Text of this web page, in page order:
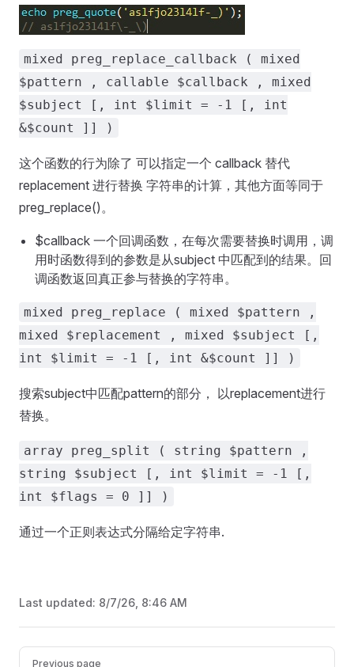
mixed preg_replace_callback ( mixed
$pattern , callable $callback , mixed
$subject [, int $limit = -1 [, int
&$count ]] )
这个函数的行为除了 可以指定一个 callback 替代
replacement 进行替换 字符串的计算，其他方面等同于
preg_replace()。
$callback 一个回调函数，在每次需要替换时调用，调
用时函数得到的参数是从subject 中匹配到的结果。回
调函数返回真正参与替换的字符串。
mixed preg_replace ( mixed $pattern ,
mixed $replacement , mixed $subject [,
int $limit = -1 [, int &$count ]] )
搜索subject中匹配pattern的部分， 以replacement进行
替换。
array preg_split ( string $pattern ,
string $subject [, int $limit = -1 [,
int $flags = 0 ]] )
通过一个正则表达式分隔给定字符串.
Last updated: 8/7/26, 8:46 AM
Pager
Previous page